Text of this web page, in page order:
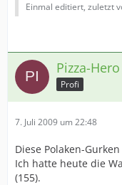
Einmal editiert, zuletzt
Pizza-Hero
Profi
7. Juli 2009 um 22:48
Diese Polaken-
Ich hatte heute die
(155).